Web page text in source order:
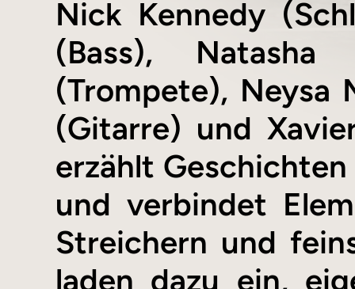
Nick Kennedy
(Bass),
(Trompete), Neysa
(Gitarre) und
erzählt
und verbindet
Streichern und
laden dazu ein,